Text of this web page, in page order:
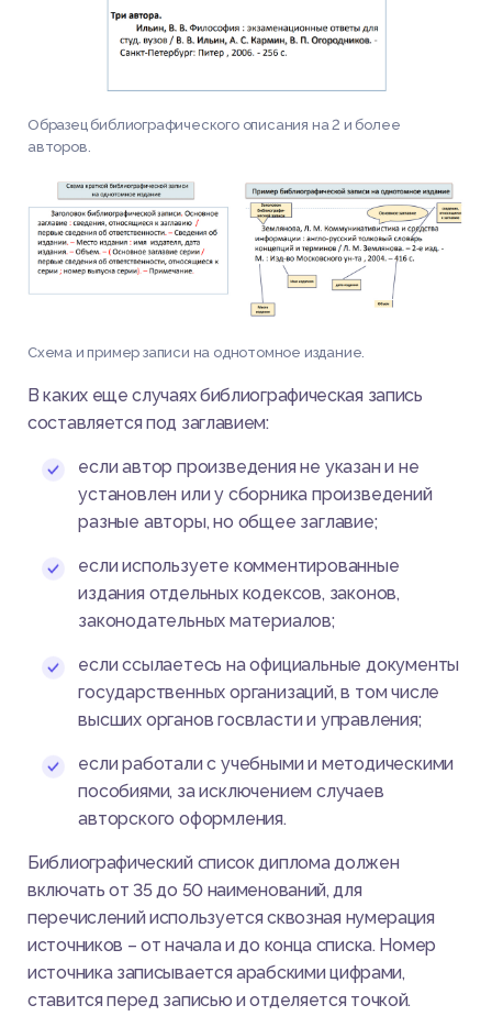
Образец библиографического описания на 2 и более
авторов.
Схема и пример записи на однотомное издание.
В каких еще случаях библиографическая запись
составляется под заглавием:
если автор произведения не указан и не
установлен или у сборника произведений
разные авторы, но общее заглавие;
если используете комментированные
издания отдельных кодексов, законов,
законодательных материалов;
если ссылаетесь на официальные документы
государственных организаций, в том числе
высших органов госвласти и управления;
если работали с учебными и методическими
пособиями, за исключением случаев
авторского оформления.
Библиографический список диплома должен
включать от 35 до 50 наименований, для
перечислений используется сквозная нумерация
источников – от начала и до конца списка. Номер
источника записывается арабскими цифрами,
ставится перед записью и отделяется точкой.